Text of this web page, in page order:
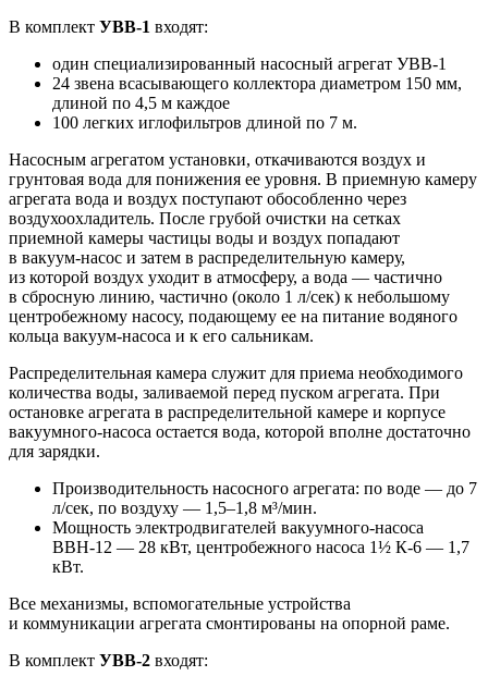
В комплект УВВ-1 входят:
один специализированный насосный агрегат УВВ-1
24 звена всасывающего коллектора диаметром 150 мм,
длиной по 4,5 м каждое
100 легких иглофильтров длиной по 7 м.
Насосным агрегатом установки, откачиваются воздух и
грунтовая вода для понижения ее уровня. В приемную камеру
агрегата вода и воздух поступают обособленно через
воздухоохладитель. После грубой очистки на сетках
приемной камеры частицы воды и воздух попадают
в вакуум-насос и затем в распределительную камеру,
из которой воздух уходит в атмосферу, а вода — частично
в сбросную линию, частично (около 1 л/сек) к небольшому
центробежному насосу, подающему ее на питание водяного
кольца вакуум-насоса и к его сальникам.
Распределительная камера служит для приема необходимого
количества воды, заливаемой перед пуском агрегата. При
остановке агрегата в распределительной камере и корпусе
вакуумного-насоса остается вода, которой вполне достаточно
для зарядки.
Производительность насосного агрегата: по воде — до 7
л/сек, по воздуху — 1,5–1,8 м³/мин.
Мощность электродвигателей вакуумного-насоса
ВВН-12 — 28 кВт, центробежного насоса 1½ К-6 — 1,7
кВт.
Все механизмы, вспомогательные устройства
и коммуникации агрегата смонтированы на опорной раме.
В комплект УВВ-2 входят: